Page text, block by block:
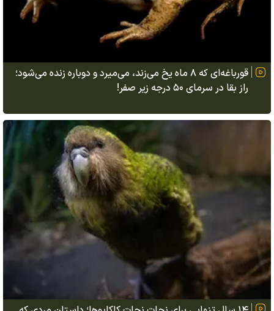
قورباغه‌ای که ۸ ماه یخ می‌زند، می‌میرد و دوباره زنده می‌شود؛
راز بقا در سرمای ۵۰ درجه زیر صفر!